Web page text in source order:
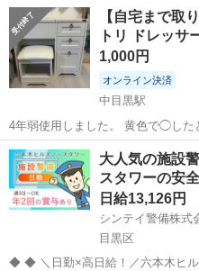
にあたり不要になった家具があり
い。 他の家具をまとめて引き取...
東京 目黒区 中目黒駅
【自宅まで取
トリ ドレッサ
1,000円
オンライン決済
中目黒駅
4年弱使用しました。 黄色で◯した
ところどころあります。 右横に自
点は手で外せて、一点は釘です。)
東京 目黒区 中目黒駅
大人気の施設
スタワーの安
日給13,126円
目黒区
◆ ◆ ＼日勤×高日給！／六本木ヒルズノースタワーで警備デビューし